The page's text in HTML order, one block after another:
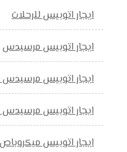
ايجار اتوبيس للرحلات
ايجار اتوبيس مرسيدس
ايجار اتوبيس مرسيدس 50راكب
ايجار اتوبيس مرسيدس 600
ايجار اتوبيس